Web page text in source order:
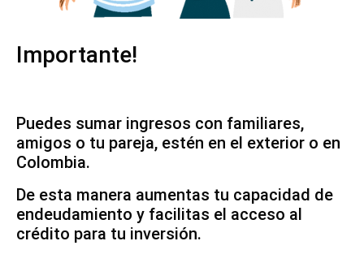
Importante!
Puedes sumar ingresos con familiares,
amigos o tu pareja, estén en el exterior o en
Colombia.
De esta manera aumentas tu capacidad de
endeudamiento y facilitas el acceso al
crédito para tu inversión.